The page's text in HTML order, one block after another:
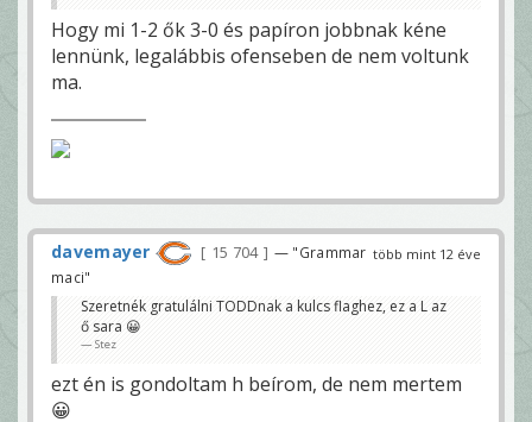
Hogy mi 1-2 ők 3-0 és papíron jobbnak kéne
lennünk, legalábbis ofenseben de nem voltunk
ma.
több mint 12 éve
davemayer 15 704
— "Grammar
maci"
Szeretnék gratulálni TODDnak a kulcs flaghez, ez a L az
ő sara 😀
Stez
ezt én is gondoltam h beírom, de nem mertem
😀